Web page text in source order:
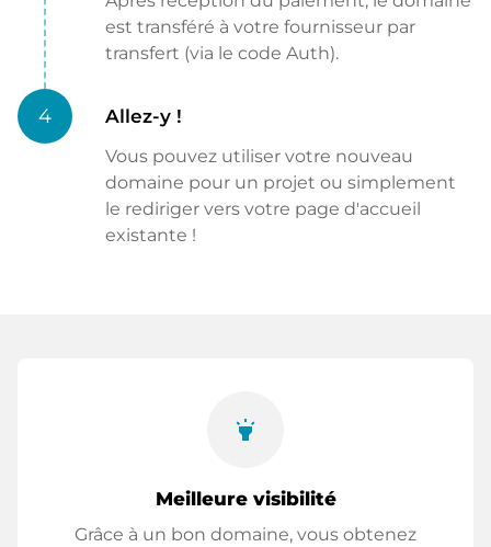
est transféré à votre fournisseur par
transfert (via le code Auth).
4 Allez-y !
Vous pouvez utiliser votre nouveau
domaine pour un projet ou simplement
le rediriger vers votre page d'accueil
existante !
highlight
Meilleure visibilité
Grâce à un bon domaine, vous obtenez